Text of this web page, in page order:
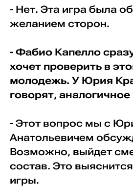
- Нет. Эта игра была
желанием сторон.
- Фабио Капелло
хочет проверить в
молодежь. У Юрия
говорят,
- Этот вопрос мы с
Анатольевичем
Возможно, выйдет
состав. Это
игры.